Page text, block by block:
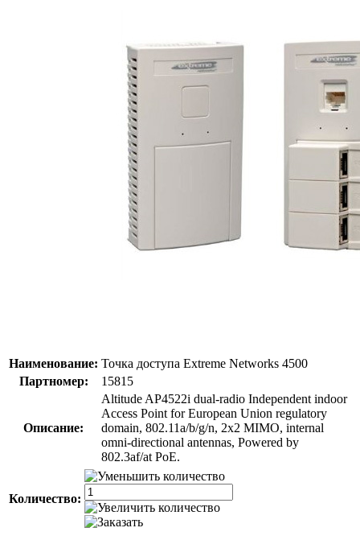
Наименование: Точка доступа Extreme Networks 4500
Партномер:
15815
Описание:
Altitude AP4522i dual-radio Independent indoor
Access Point for European Union regulatory
domain, 802.11a/b/g/n, 2x2 MIMO, internal
omni-directional antennas, Powered by
802.3af/at PoE.
Количество: